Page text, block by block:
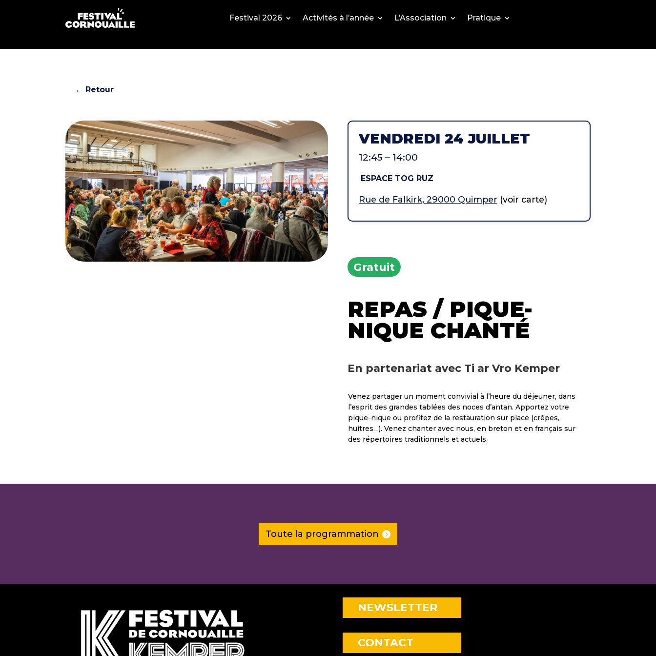
Festival 2026 Activités à l’année L’Association Pratique
← Retour
VENDREDI 24 JUILLET
12:45 – 14:00
ESPACE TOG RUZ
Rue de Falkirk, 29000 Quimper (voir carte)
Gratuit
REPAS / PIQUE-
NIQUE CHANTÉ
En partenariat avec Ti ar Vro Kemper
Venez partager un moment convivial à l’heure du déjeuner, dans
l’esprit des grandes tablées des noces d’antan. Apportez votre
pique-nique ou profitez de la restauration sur place (crêpes,
huîtres…). Venez chanter avec nous, en breton et en français sur
des répertoires traditionnels et actuels.
Toute la programmation
NEWSLETTER
CONTACT